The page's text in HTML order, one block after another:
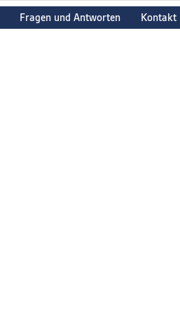
Fragen und Antworten Kontakt